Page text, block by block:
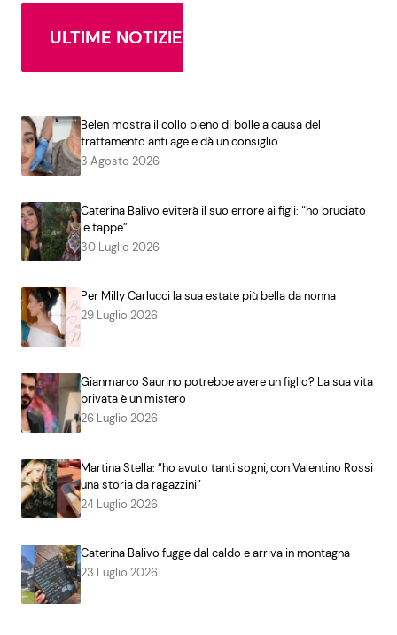
ULTIME NOTIZIE
Belen mostra il collo pieno di bolle a causa del
trattamento anti age e dà un consiglio
3 Agosto 2026
Caterina Balivo eviterà il suo errore ai figli: “ho bruciato
le tappe”
30 Luglio 2026
Per Milly Carlucci la sua estate più bella da nonna
29 Luglio 2026
Gianmarco Saurino potrebbe avere un figlio? La sua vita
privata è un mistero
26 Luglio 2026
Martina Stella: “ho avuto tanti sogni, con Valentino Rossi
una storia da ragazzini”
24 Luglio 2026
Caterina Balivo fugge dal caldo e arriva in montagna
23 Luglio 2026